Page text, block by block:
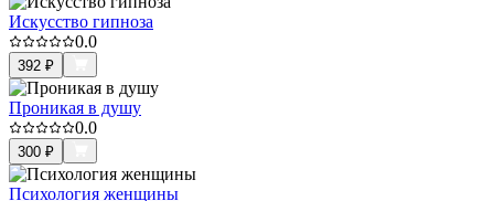
Искусство гипноза
0.0
392 ₽
Проникая в душу
0.0
300 ₽
Психология женщины